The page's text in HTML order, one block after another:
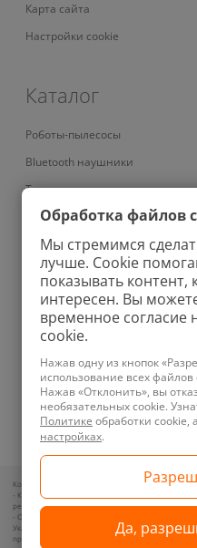
Карта сайта
Настройки cookie
Каталог
Роботы-пылесосы
Bluetooth наушники
Телевизоры
Умные кондиционеры
Вертикальные пылесосы
Роботы-мойщики окон
Колонки
Проекторы
Планшеты
Телефоны
Техника для уборки
Контакты для обращений покупателей по
- Контакт уполномоченного лица и представителя
регистрации ООО «Новотрэнд»: +375292357070
- Отдел торговли и услуг администрации
Указанные контакты предназначены для связи
прав, в соответствии с законодательством об
Обработка файлов
Мы стремимся
лучше. Cookie
показывать
интересен. Вы
временное согласие
cookie.
Нажав одну из кнопок
использование всех
Нажав «Отклонить», вы
необязательных cookie.
Политике обработки
настройках.